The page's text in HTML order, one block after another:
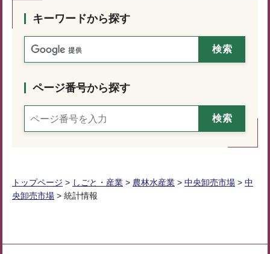
キーワードから探す
ページ番号から探す
トップページ > しごと・産業 > 農林水産業 > 中央卸売市場 > 中
央卸売市場 > 統計情報